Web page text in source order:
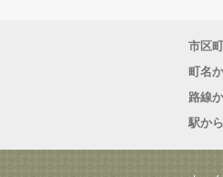
市区
町名
路線
駅か